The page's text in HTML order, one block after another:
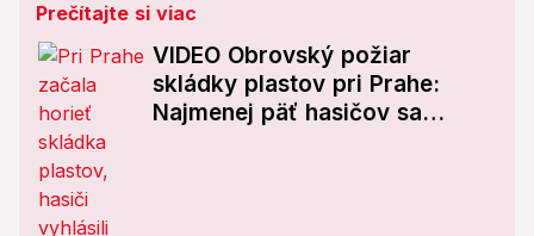
Prečítajte si viac
VIDEO Obrovský požiar
skládky plastov pri Prahe:
Najmenej päť hasičov sa